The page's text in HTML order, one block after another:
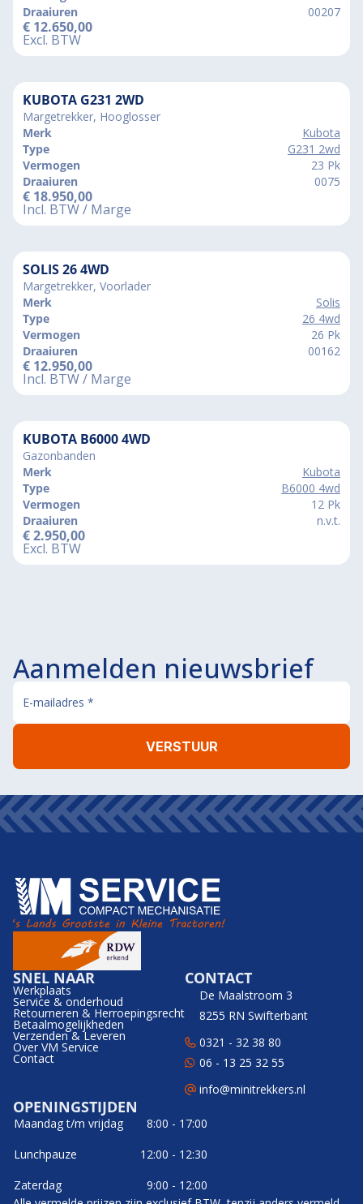
Draaiuren
00207
€ 12.650,00
Excl. BTW
KUBOTA G231 2WD
Margetrekker, Hooglosser
Merk
Kubota
Type
G231 2wd
Vermogen
23 Pk
Draaiuren
0075
€ 18.950,00
Incl. BTW / Marge
SOLIS 26 4WD
Margetrekker, Voorlader
Merk
Solis
Type
26 4wd
Vermogen
26 Pk
Draaiuren
00162
€ 12.950,00
Incl. BTW / Marge
KUBOTA B6000 4WD
Gazonbanden
Merk
Kubota
Type
B6000 4wd
Vermogen
12 Pk
Draaiuren
n.v.t.
€2.950,00
Excl. BTW
Aanmelden nieuwsbrief
SNEL NAAR
Werkplaats
Service & onderhoud
Retourneren & Herroepingsrecht
Betaalmogelijkheden
Verzenden & Leveren
Over VM Service
Contact
CONTACT
De Maalstroom 3
8255 RN Swifterbant
0321 - 32 38 80
06 - 13 25 32 55
info@minitrekkers.nl
OPENINGSTIJDEN
Maandag t/m vrijdag
8:00 - 17:00
Lunchpauze
12:00 - 12:30
Zaterdag
9:00 - 12:00